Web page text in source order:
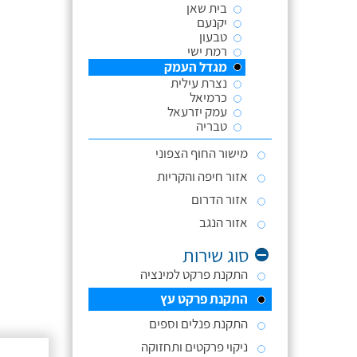
בית שאן
יקנעם
טבעון
רמת ישי
מגדל העמק
נצרת עילית
כרמיאל
עמק יזרעאל
טבריה
מישור החוף הצפוני
אזור חיפה והקריות
אזור הדרום
אזור הנגב
סוג שירות
התקנת פרקט למינציה
התקנת פרקט עץ
התקנת פנלים וספים
ניקוי פרקטים ותחזוקה